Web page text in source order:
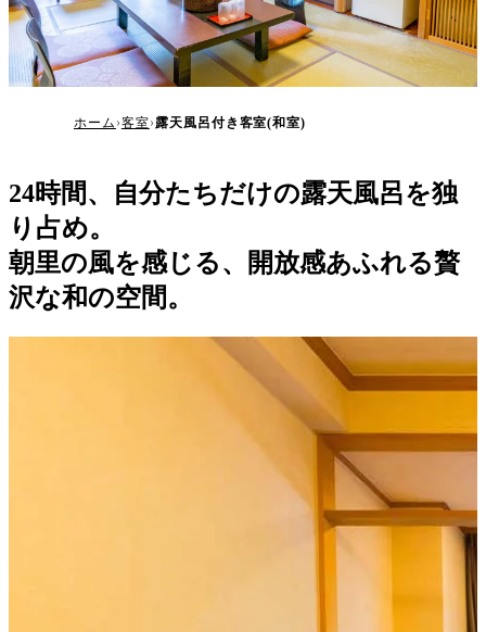
露天風呂付き客室(和室)
ホーム 客室 露天風呂付き客室(和室)
24時間、自分たちだけの露天風呂を独
り占め。
朝里の風を感じる、開放感あふれる贅
沢な和の空間。